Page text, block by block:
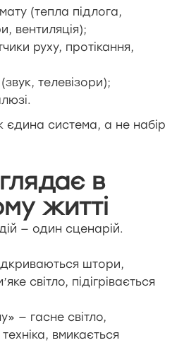
(тепла підлога,
вентиляція);
руху, протікання,
телевізори);
єдина система, а не набір
в
житті
— один сценарій.
штори,
світло, підігрівається
— гасне світло,
вмикається